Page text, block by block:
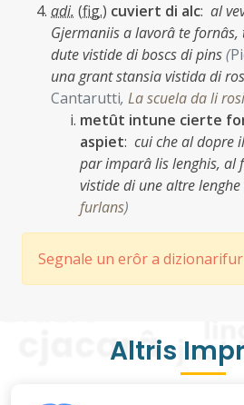
adi. (fig.) cuviert di alc: al
Gjermaniis a lavorâ te fornâs,
dute vistide di boscs di pins(
una grant stansia vistida di
Cantarutti, La scuela da li rosi
metût intune cierte
aspiet: cui che al dopre
par imparâ lis lenghis, al
vistide di une altre lenghe
furlans)
Segnale un erôr a
Altris